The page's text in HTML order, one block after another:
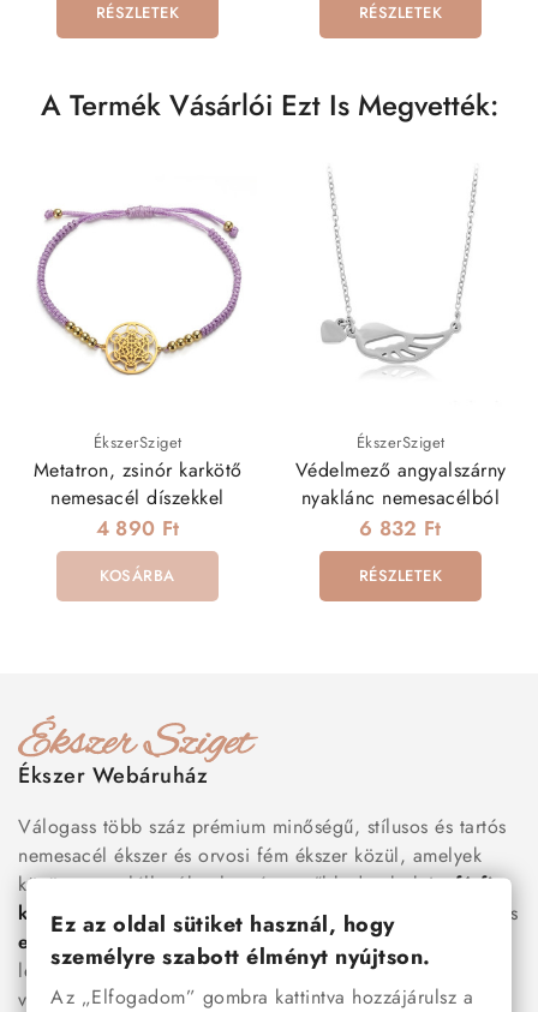
RÉSZLETEK RÉSZLETEK
A Termék Vásárlói Ezt Is Megvették:
ÉkszerSziget
Metatron, zsinór karkötő
nemesacél díszekkel
4 890 Ft
KOSÁRBA
ÉkszerSziget
Védelmező angyalszárny
nyaklánc nemesacélból
6 832 Ft
RÉSZLETEK
Ékszer Webáruház
Válogass több száz prémium minőségű, stílusos és tartós
nemesacél ékszer és orvosi fém ékszer közül, amelyek
között megtalálhatók a legnépszerűbb darabok is:férfi
karkötők
, női nyakláncok , karikagyűrűk
és
esküvői kiegészítőkegyaránt. Webáruházunkban a
legújabb trendeket követő, mégis időtálló ékszerek közül
választhatsz – legyen szó ajándékról, mindennapi
Ez az oldal sütiket használ, hogy
személyre szabott élményt nyújtson.
Az „Elfogadom” gombra kattintva hozzájárulsz a